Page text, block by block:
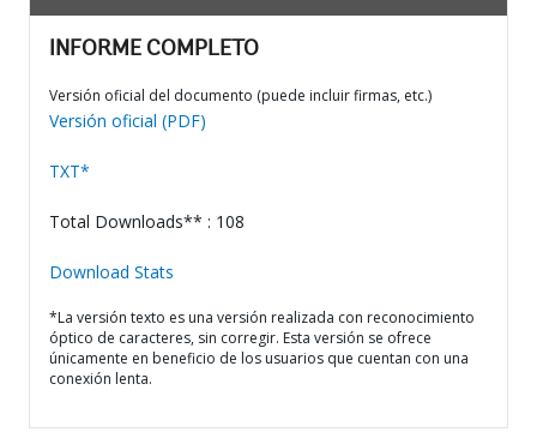
INFORME COMPLETO
Versión oficial del documento (puede incluir firmas, etc.)
Versión oficial (PDF)
TXT*
Total Downloads** : 108
Download Stats
*La versión texto es una versión realizada con reconocimiento
óptico de caracteres, sin corregir. Esta versión se ofrece
únicamente en beneficio de los usuarios que cuentan con una
conexión lenta.